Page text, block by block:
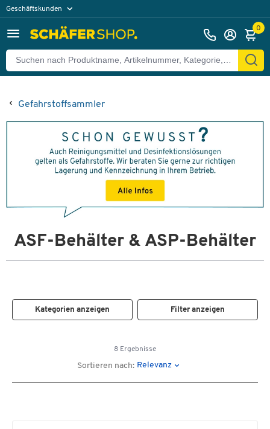
Geschäftskunden
0
Gefahrstoffsammler
ASF-Behälter & ASP-Behälter
Kategorien anzeigen Filter anzeigen
8 Ergebnisse
Sortieren nach: Relevanz